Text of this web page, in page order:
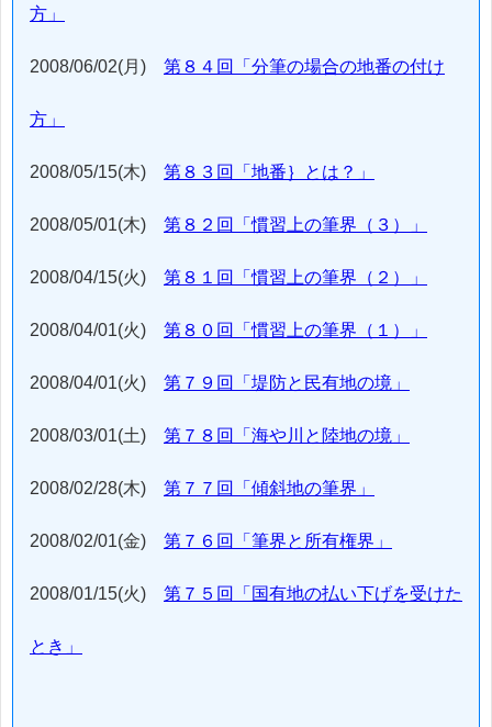
方」
2008/06/02(月) 第８４回「分筆の場合の地番の付け
方」
2008/05/15(木) 第８３回「地番｝とは？」
2008/05/01(木) 第８２回「慣習上の筆界（３）」
2008/04/15(火) 第８１回「慣習上の筆界（２）」
2008/04/01(火) 第８０回「慣習上の筆界（１）」
2008/04/01(火) 第７９回「堤防と民有地の境」
2008/03/01(土) 第７８回「海や川と陸地の境」
2008/02/28(木) 第７７回「傾斜地の筆界」
2008/02/01(金) 第７６回「筆界と所有権界」
2008/01/15(火) 第７５回「国有地の払い下げを受けた
とき」